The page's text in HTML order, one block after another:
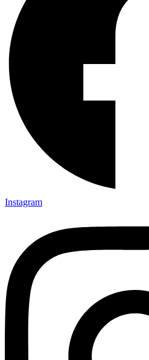
Instagram